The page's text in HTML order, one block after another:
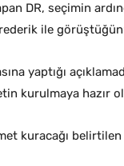
DR, seçimin
ile
yaptığı
kurulmaya hazır
kuracağı